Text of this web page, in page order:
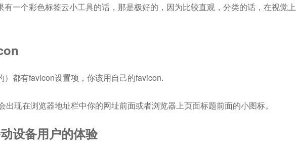
有一个彩色标签云小工具的话，那是极好的，因为比较直观，分类的话，在视觉上
都有favicon设置项，你该用自己的favicon.
现在浏览器地址栏中你的网址前面或者浏览器上页面标题前面的小图标。
设备用户的体验